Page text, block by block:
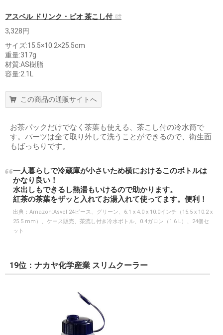
アスベル ドリンク・ビオ 茶こし付
3,328円
サイズ:15.5×10.2×25.5cm
重量:317g
材質:AS樹脂
容量:2.1L
この商品の通販サイトへ
お茶パックだけでなく茶葉も使える、茶こし付の冷水筒で
す。パーツは全て取り外して洗うことができるので、衛生面
もばっちりです。
一人暮らしで冷蔵庫が小さいため横におけるこのボトルは
かなり良い！
水出しもできるし熱湯もいけるので助かります。
紅茶の茶葉をザッと入れてお湯入れて使ってます。便利！
出典： Amazon:Asvel 24ピース、グリーン、6.1 x 4.0 x 10.0インチ（15.5 x 10.2 x
25.5 mm）、ケース販売、茶漉し付き冷水ボトル、0.4ガロン（1.6 L）、24個セ
ット
19位：ナカヤ化学産業 スリムクーラー